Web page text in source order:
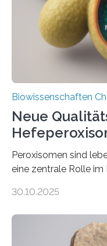
Biowissenschaften
Neue
Peroxisomen sind
eine zentrale Rolle
erfüllen können,
der Ruhr-Universität
und Dr. Ismaila
30.10.2025